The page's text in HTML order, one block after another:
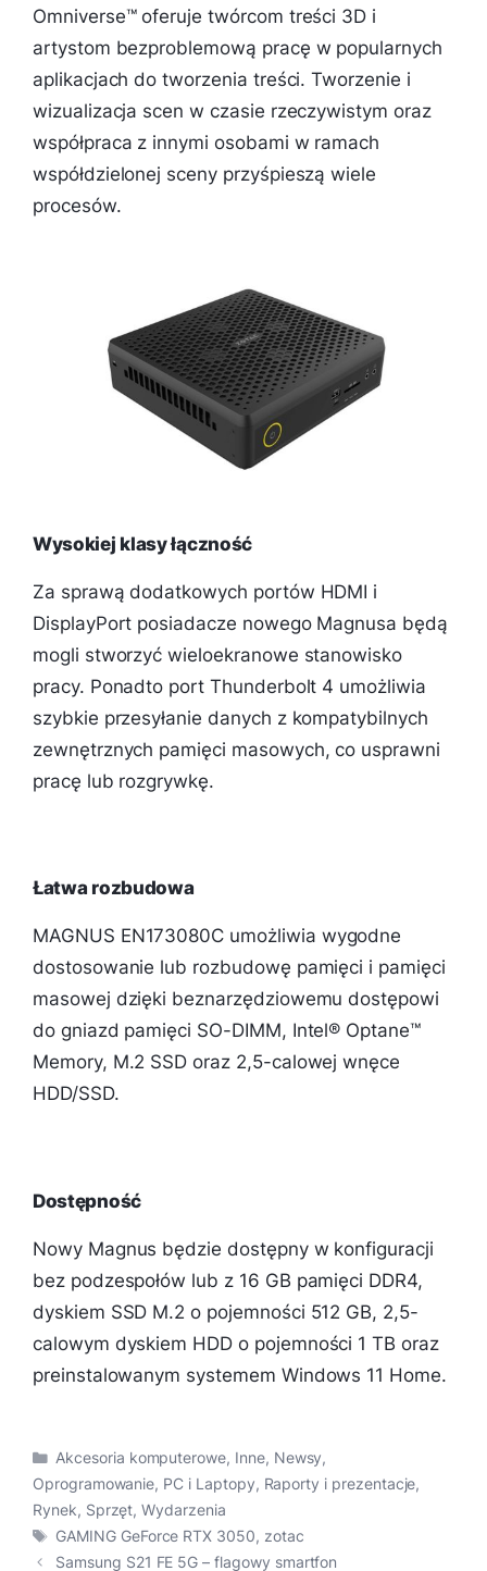
Omniverse™ oferuje twórcom treści 3D i
artystom bezproblemową pracę w popularnych
aplikacjach do tworzenia treści. Tworzenie i
wizualizacja scen w czasie rzeczywistym oraz
współpraca z innymi osobami w ramach
współdzielonej sceny przyśpieszą wiele
procesów.
Wysokiej klasy łączność
Za sprawą dodatkowych portów HDMI i
DisplayPort posiadacze nowego Magnusa będą
mogli stworzyć wieloekranowe stanowisko
pracy. Ponadto port Thunderbolt 4 umożliwia
szybkie przesyłanie danych z kompatybilnych
zewnętrznych pamięci masowych, co usprawni
pracę lub rozgrywkę.
Łatwa rozbudowa
MAGNUS EN173080C umożliwia wygodne
dostosowanie lub rozbudowę pamięci i pamięci
masowej dzięki beznarzędziowemu dostępowi
do gniazd pamięci SO-DIMM, Intel® Optane™
Memory, M.2 SSD oraz 2,5-calowej wnęce
HDD/SSD.
Dostępność
Nowy Magnus będzie dostępny w konfiguracji
bez podzespołów lub z 16 GB pamięci DDR4,
dyskiem SSD M.2 o pojemności 512 GB, 2,5-
calowym dyskiem HDD o pojemności 1 TB oraz
preinstalowanym systemem Windows 11 Home.
Kategorie
Akcesoria komputerowe, Inne, Newsy,
Oprogramowanie, PC i Laptopy, Raporty i prezentacje,
Rynek, Sprzęt,Wydarzenia
Tagi
GAMING GeForce RTX 3050, zotac
Samsung S21 FE 5G – flagowy smartfon